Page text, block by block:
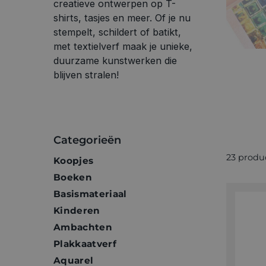
creatieve ontwerpen op T-
shirts, tasjes en meer. Of je nu
stempelt, schildert of batikt,
met textielverf maak je unieke,
duurzame kunstwerken die
blijven stralen!
Categorieën
Koopjes
Boeken
Basismateriaal
Kinderen
Ambachten
Plakkaatverf
Aquarel
23